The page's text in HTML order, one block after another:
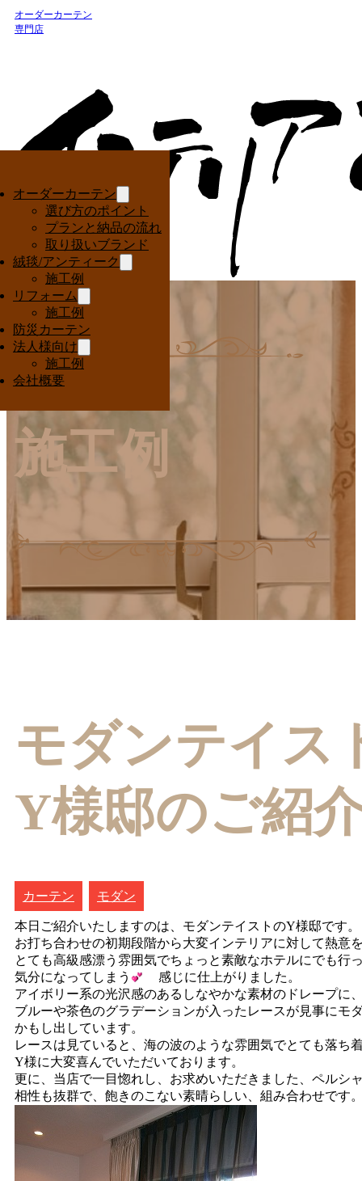
オーダーカーテン
専門店
オーダーカーテン
選び方のポイント
プランと納品の流れ
取り扱いブランド
絨毯/アンティーク
施工例
リフォーム
施工例
防災カーテン
法人様向け
施工例
会社概要
Interior Ota
施工例
モダンテイス
Y様邸のご紹
カーテン モダン
本日ご紹介いたしますのは、モダンテイストのY様邸です。
お打ち合わせの初期段階から大変インテリアに対して熱意
とても高級感漂う雰囲気でちょっと素敵なホテルにでも行
気分になってしまう
感じに仕上がりました。
アイボリー系の光沢感のあるしなやかな素材のドレープに
ブルーや茶色のグラデーションが入ったレースが見事にモ
かもし出しています。
レースは見ていると、海の波のような雰囲気でとても落ち
Y様に大変喜んでいただいております。
更に、当店で一目惚れし、お求めいただきました、ペルシ
相性も抜群で、飽きのこない素晴らしい、組み合わせです